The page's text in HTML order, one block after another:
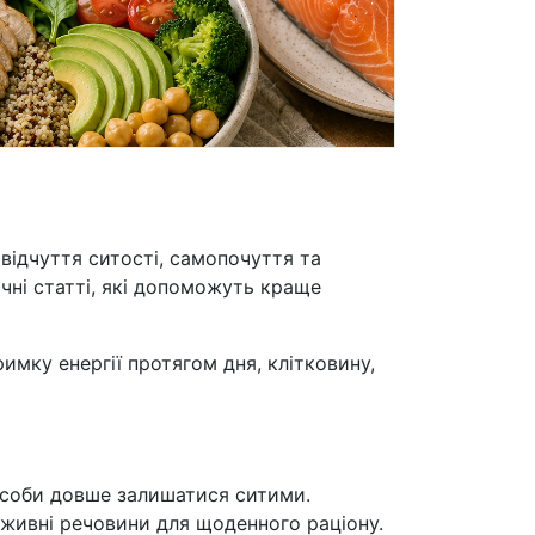
ситості, самопочуття та
статті, які допоможуть краще
енергії протягом дня, клітковину,
довше залишатися ситими.
речовини для щоденного раціону.